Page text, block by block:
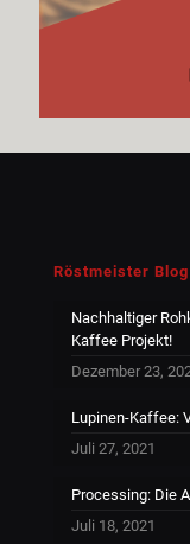
Röstmeister Blog
Nachhaltiger
Kaffee Projekt!
Dezember 23,
Lupinen-Kaffee:
Juli 27, 2021
Processing: Die
Juli 18, 2021